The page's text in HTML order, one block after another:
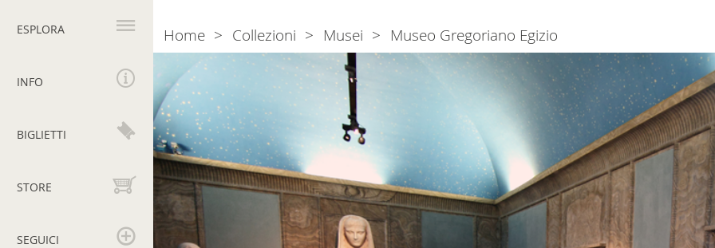
principale
ESPLORA
INFO
BIGLIETTI
STORE
SEGUICI
III.
Ricostruzione
del
Serapeo
del
Canopo
di
Villa
Adriana
Breadcrumb
Home Collezioni Musei Museo Gregoriano Egizio